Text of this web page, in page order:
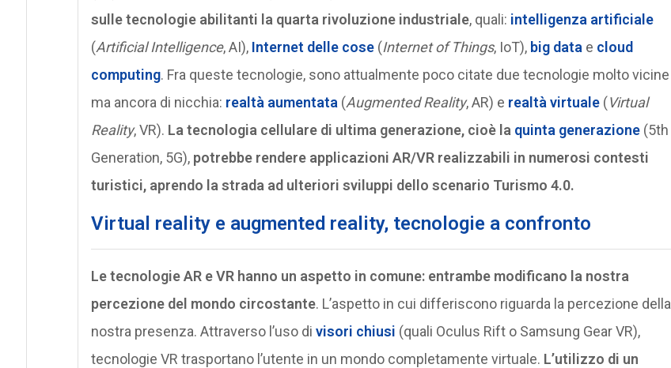
sulle tecnologie abilitanti la quarta rivoluzione industriale, quali: intelligenza artificiale
(Artificial Intelligence, AI),Internet delle cose(Internet of Things, IoT), big data e cloud
computing. Fra queste tecnologie, sono attualmente poco citate due tecnologie molto vicine
ma ancora di nicchia: realtà aumentata (Augmented Reality, AR) e realtà virtuale(Virtual
Reality, VR). La tecnologia cellulare di ultima generazione, cioè la quinta generazione(5th
Generation, 5G), potrebbe rendere applicazioni AR/VR realizzabili in numerosi contesti
turistici, aprendo la strada ad ulteriori sviluppi dello scenario Turismo 4.0.
Virtual reality e augmented reality, tecnologie a confronto
Le tecnologie AR e VR hanno un aspetto in comune: entrambe modificano la nostra
percezione del mondo circostante. L’aspetto in cui differiscono riguarda la percezione della
nostra presenza. Attraverso l’uso di visori chiusi (quali Oculus Rift o Samsung Gear VR),
tecnologie VR trasportano l’utente in un mondo completamente virtuale. L’utilizzo di un